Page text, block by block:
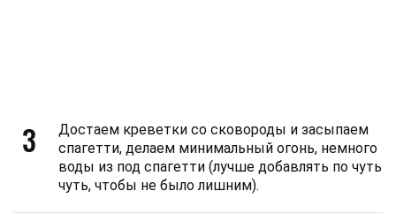
3
Достаем креветки со сковороды и засыпаем
спагетти, делаем минимальный огонь, немного
воды из под спагетти (лучше добавлять по чуть
чуть, чтобы не было лишним).